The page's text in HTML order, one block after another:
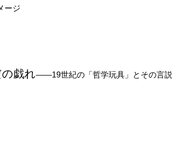
ージ
戯れ――19世紀の「哲学玩具」とその言説